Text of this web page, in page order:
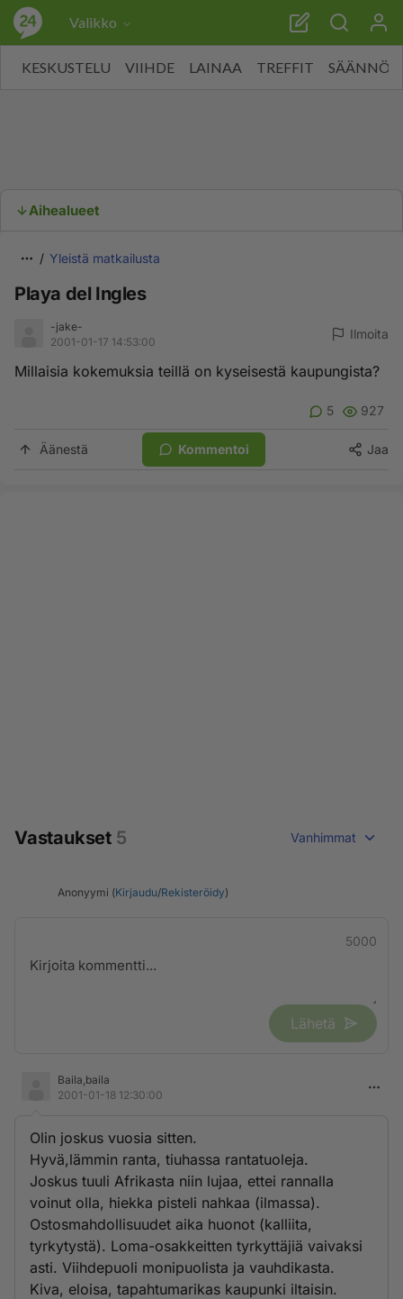
Valikko
KESKUSTELU VIIHDE LAINAA TREFFIT SÄÄNNÖT
Aihealueet
Yleistä matkailusta
Playa del Ingles
-jake-
2001-01-17 14:53:00
Ilmoita
Millaisia kokemuksia teillä on kyseisestä kaupungista?
5 927
Äänestä Kommentoi Jaa
Vastaukset 5 Vanhimmat
Anonyymi (Kirjaudu/Rekisteröidy)
5000
Lähetä
Baila,baila
2001-01-18 12:30:00
Olin joskus vuosia sitten.
Hyvä,lämmin ranta, tiuhassa rantatuoleja.
Joskus tuuli Afrikasta niin lujaa, ettei rannalla
voinut olla, hiekka pisteli nahkaa (ilmassa).
Ostosmahdollisuudet aika huonot (kalliita,
tyrkytystä). Loma-osakkeitten tyrkyttäjiä vaivaksi
asti. Viihdepuoli monipuolista ja vauhdikasta.
Kiva, eloisa, tapahtumarikas kaupunki iltaisin.